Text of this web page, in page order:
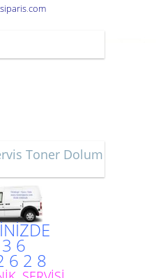
siparis.com
Toner Dolum
6
6 2 8